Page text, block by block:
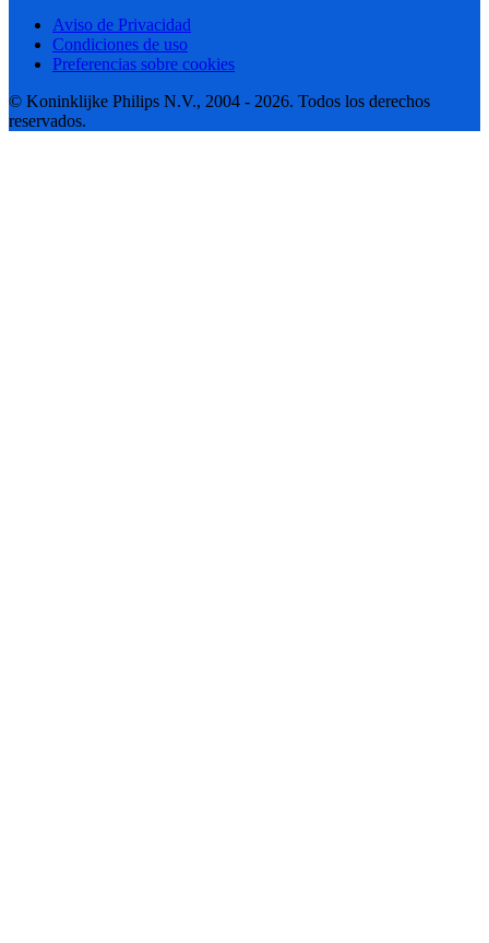
Aviso de Privacidad
Condiciones de uso
Preferencias sobre cookies
© Koninklijke Philips N.V., 2004 - 2026. Todos los derechos
reservados.